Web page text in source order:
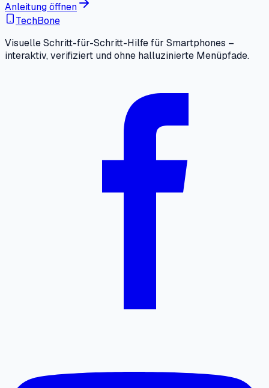
Anleitung öffnen
TechBone
Visuelle Schritt-für-Schritt-Hilfe für Smartphones –
interaktiv, verifiziert und ohne halluzinierte Menüpfade.